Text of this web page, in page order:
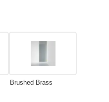
Brushed Brass